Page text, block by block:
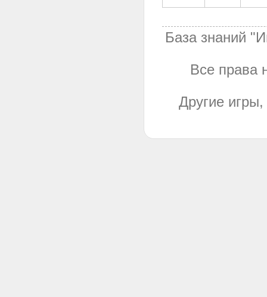
База знаний
Все права
Другие